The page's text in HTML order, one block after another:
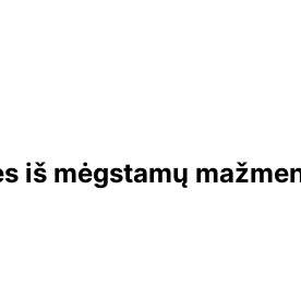
iš mėgstamų